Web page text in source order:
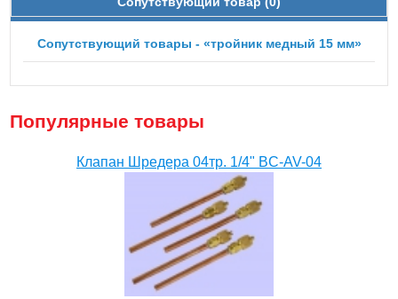
Сопутствующий товары - «тройник медный 15 мм»
Популярные товары
Клапан Шредера 04тр. 1/4" BC-AV-04